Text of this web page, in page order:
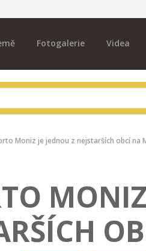
Fotogalerie Videa
Moniz je jednou z nejstarších obcí na